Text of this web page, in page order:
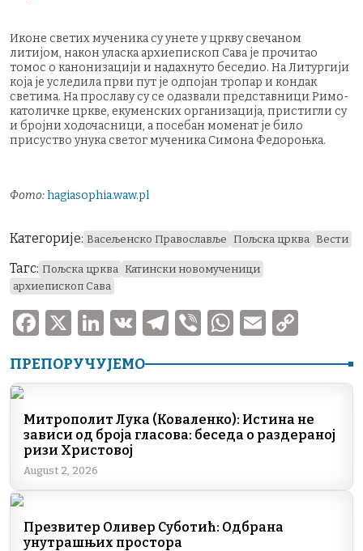
Иконе светих мученика су унете у цркву свечаном
литијом, након уласка архиепископ Сава је прочитао
томос о канонизацији и надахнуто беседио. На Литургији
која је уследила први пут је одпојан тропар и кондак
светима. На прославу су се одазвали представници Римо-
католичке цркве, екуменских организација, пристигли су
и бројни ходочасници, а посебан моменат је било
присуство унука светог мученика Симона Федороњка.
Фото:hagiasophia.waw.pl
Категорије: Васељенско Православље Пољска црква Вести
Тагс: Пољска црква Катински новомученици
архиепископ Сава
F
a
c
b
o
o
k
X
Li
n
k
dI
n
V
K
T
el
e
a
m
V
ib
er
W
h
at
A
p
E
m
ai p
Li
n
ПРЕПОРУЧУЈЕМО
Митрополит Лука (Коваленко): Истина не
зависи од броја гласова: беседа о раздераној
ризи Христовој
August 2, 2026
Презвитер Оливер Суботић: Одбрана
унутрашњих простора